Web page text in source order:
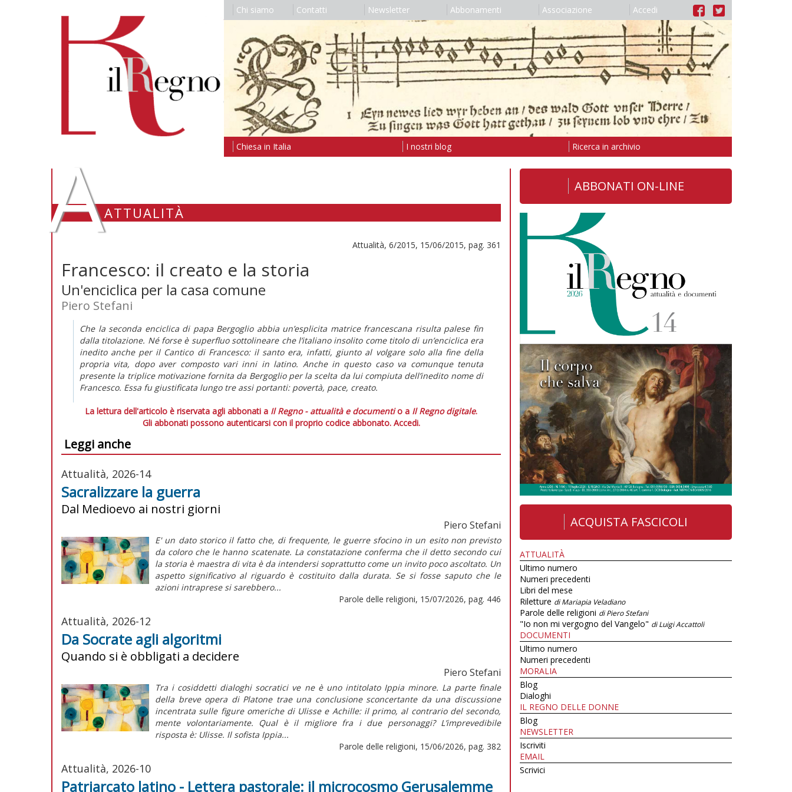
Chi siamo Contatti Newsletter Abbonamenti Associazione Accedi
Chiesa in Italia I nostri blog Ricerca in archivio
AATTUALITÀ
Attualità, 6/2015, 15/06/2015, pag. 361
Francesco: il creato e la storia
Un'enciclica per la casa comune
Piero Stefani
Che la seconda enciclica di papa Bergoglio abbia un’esplicita matrice francescana risulta palese fin
dalla titolazione. Né forse è superfluo sottolineare che l’italiano insolito come titolo di un’enciclica era
inedito anche per il Cantico di Francesco: il santo era, infatti, giunto al volgare solo alla fine della
propria vita, dopo aver composto vari inni in latino. Anche in questo caso va comunque tenuta
presente la triplice motivazione fornita da Bergoglio per la scelta da lui compiuta dell’inedito nome di
Francesco. Essa fu giustificata lungo tre assi portanti: povertà, pace, creato.
La lettura dell'articolo è riservata agli abbonati a Il Regno - attualità e documentio a Il Regno digitale.
Gli abbonati possono autenticarsi con il proprio codice abbonato. Accedi.
Leggi anche
Attualità, 2026-14
Sacralizzare la guerra
Dal Medioevo ai nostri giorni
Piero Stefani
E' un dato storico il fatto che, di frequente, le guerre sfocino in un esito non previsto
da coloro che le hanno scatenate. La constatazione conferma che il detto secondo cui
la storia è maestra di vita è da intendersi soprattutto come un invito poco ascoltato. Un
aspetto significativo al riguardo è costituito dalla durata. Se si fosse saputo che le
azioni intraprese si sarebbero...
Parole delle religioni, 15/07/2026, pag. 446
Attualità, 2026-12
Da Socrate agli algoritmi
Quando si è obbligati a decidere
Piero Stefani
Tra i cosiddetti dialoghi socratici ve ne è uno intitolato Ippia minore. La parte finale
della breve opera di Platone trae una conclusione sconcertante da una discussione
incentrata sulle figure omeriche di Ulisse e Achille: il primo, al contrario del secondo,
mente volontariamente. Qual è il migliore fra i due personaggi? L’imprevedibile
risposta è: Ulisse. Il sofista Ippia...
Parole delle religioni, 15/06/2026, pag. 382
Attualità, 2026-10
Patriarcato latino - Lettera pastorale: il microcosmo Gerusalemme
ABBONATI ON-LINE
ACQUISTA FASCICOLI
ATTUALITÀ
Ultimo numero
Numeri precedenti
Libri del mese
Riletture di Mariapia Veladiano
Parole delle religioni di Piero Stefani
"Io non mi vergogno del Vangelo" di Luigi Accattoli
DOCUMENTI
Ultimo numero
Numeri precedenti
MORALIA
Blog
Dialoghi
IL REGNO DELLE DONNE
Blog
NEWSLETTER
Iscriviti
EMAIL
Scrivici